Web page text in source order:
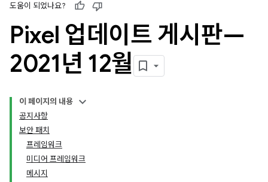
도움이 되었나요?
Pixel 업데이트 게시판—
2021년 12월
이 페이지의 내용
공지사항
보안 패치
프레임워크
미디어 프레임워크
메시지